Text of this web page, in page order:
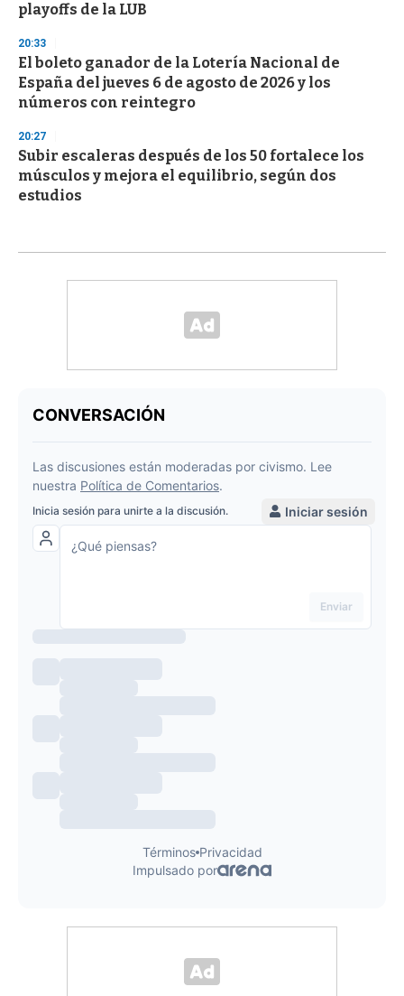
playoffs de la LUB
20:33
El boleto ganador de la Lotería Nacional de
España del jueves 6 de agosto de 2026 y los
números con reintegro
20:27
Subir escaleras después de los 50 fortalece los
músculos y mejora el equilibrio, según dos
estudios